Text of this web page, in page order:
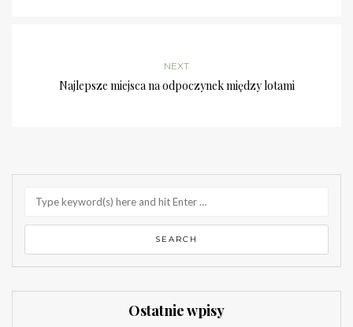
NEXT
Najlepsze miejsca na odpoczynek między lotami
Ostatnie wpisy